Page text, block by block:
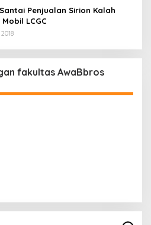
Penjualan Sirion Kalah
LCGC
fakultas AwaBbros